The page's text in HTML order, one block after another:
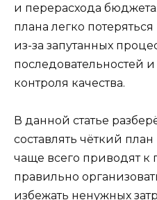
и перерасхода
плана легко
из-за запутанных
последовательностей и
контроля качества.
В данной статье
составлять чёткий
чаще всего приводят к
правильно
избежать ненужных